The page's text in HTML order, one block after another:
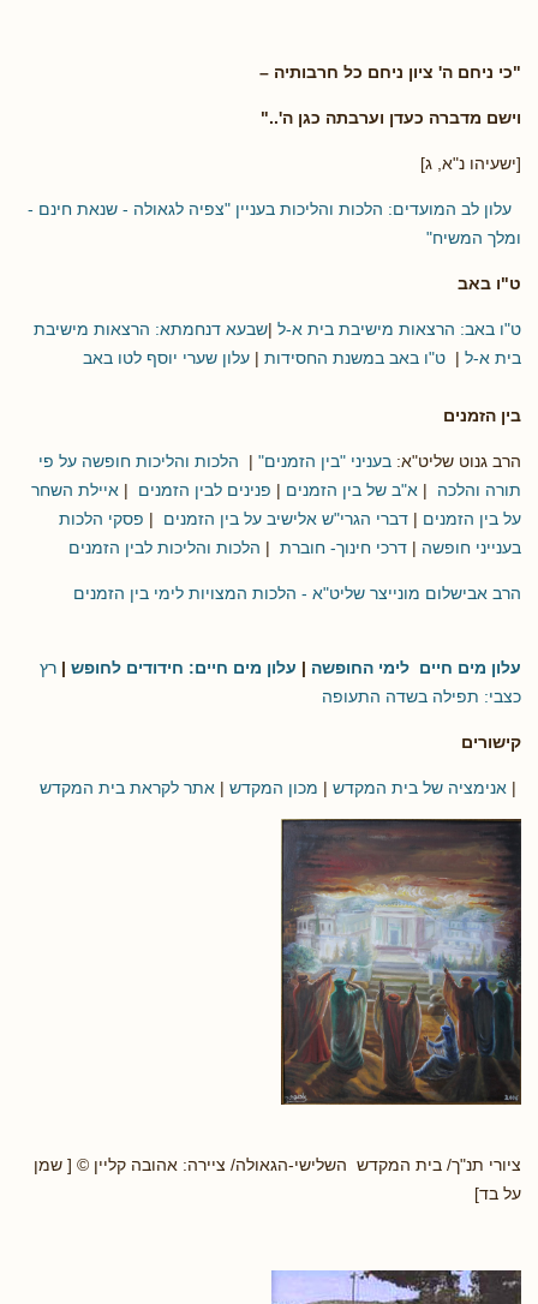
"כי ניחם ה' ציון ניחם כל חרבותיה –
וישם מדברה כעדן וערבתה כגן ה'.."
[ישעיהו נ"א, ג]
עלון לב המועדים: הלכות והליכות בעניין "צפיה לגאולה - שנאת חינם -
ומלך המשיח"
ט"ו באב
ט"ו באב: הרצאות מישיבת בית א-ל |שבעא דנחמתא: הרצאות מישיבת
בית א-ל | ט"ו באב במשנת החסידות | עלון שערי יוסף לטו באב
בין הזמנים
הרב גנוט שליט"א: בעניני "בין הזמנים" | הלכות והליכות חופשה על פי
תורה והלכה | א"ב של בין הזמנים | פנינים לבין הזמנים | איילת השחר
על בין הזמנים | דברי הגרי"ש אלישיב על בין הזמנים | פסקי הלכות
בענייני חופשה | דרכי חינוך- חוברת | הלכות והליכות לבין הזמנים
הרב אבישלום מונייצר שליט"א - הלכות המצויות לימי בין הזמנים
עלון מים חיים לימי החופשה | עלון מים חיים: חידודים לחופש | רץ
כצבי: תפילה בשדה התעופה
קישורים
| אנימציה של בית המקדש | מכון המקדש | אתר לקראת בית המקדש
ציורי תנ"ך/ בית המקדש השלישי-הגאולה/ ציירה: אהובה קליין © [ שמן
על בד]